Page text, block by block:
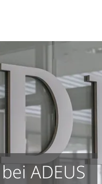
ADEUS